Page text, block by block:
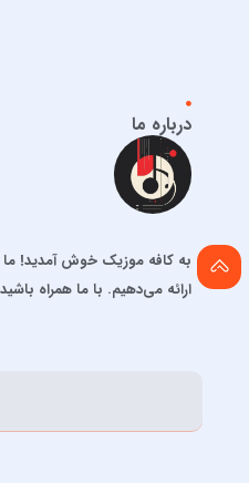
درباره ما
به کافه موزیک خوش آمدید! ما
ارائه می‌دهیم. با ما همراه